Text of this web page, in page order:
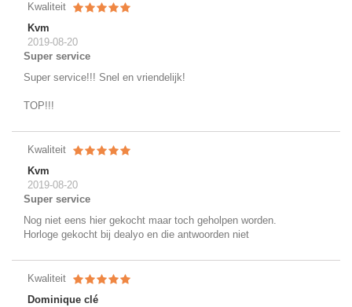
Kwaliteit
Kvm
2019-08-20
Super service
Super service!!! Snel en vriendelijk!
TOP!!!
Kwaliteit
Kvm
2019-08-20
Super service
Nog niet eens hier gekocht maar toch geholpen worden.
Horloge gekocht bij dealyo en die antwoorden niet
Kwaliteit
Dominique clé